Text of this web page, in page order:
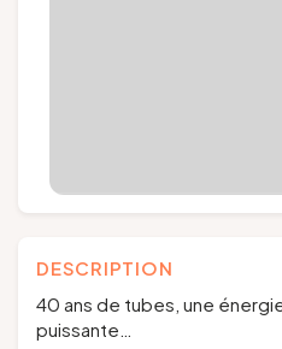
DESCRIPTION
40 ans de tubes, une
puissante…